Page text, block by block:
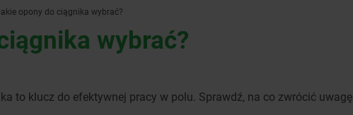
opony do ciągnika wybrać?
wybrać?
to klucz do efektywnej pracy w polu. Sprawdź, na co zwrócić uwagę